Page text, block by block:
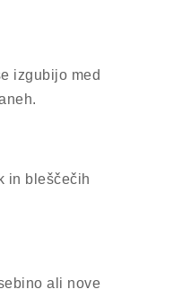
izgubijo med
in bleščečih
ali nove